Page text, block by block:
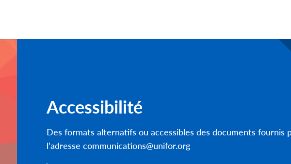
Accessibilité
Des formats alternatifs ou accessibles des documents fournis
l’adresse communications@unifor.org